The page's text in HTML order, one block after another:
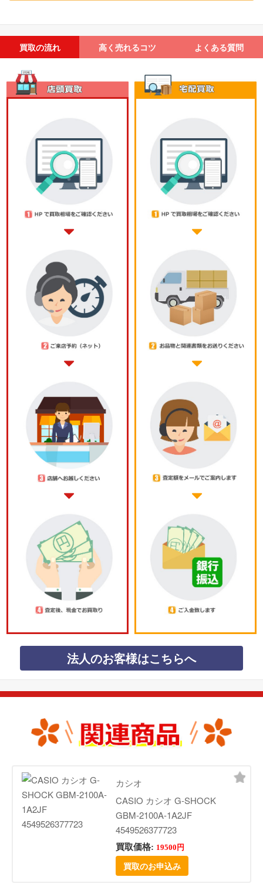
買取の流れ 高く売れるコツ よくある質問
法人のお客様はこちらへ
カシオ
CASIO カシオ G-SHOCK
GBM-2100A-1A2JF
4549526377723
買取価格: 19500円
買取のお申込み